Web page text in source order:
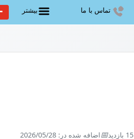
تماس با ما بیشتر
15 بازدید 📅اضافه شده در: 2026/05/28